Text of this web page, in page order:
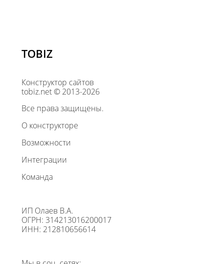
TOBIZ
Конструктор сайтов
tobiz.net © 2013-2026
Все права защищены.
О конструкторе
Возможности
Интеграции
Команда
ИП Олаев В.А.
ОГРН: 314213016200017
ИНН: 212810656614